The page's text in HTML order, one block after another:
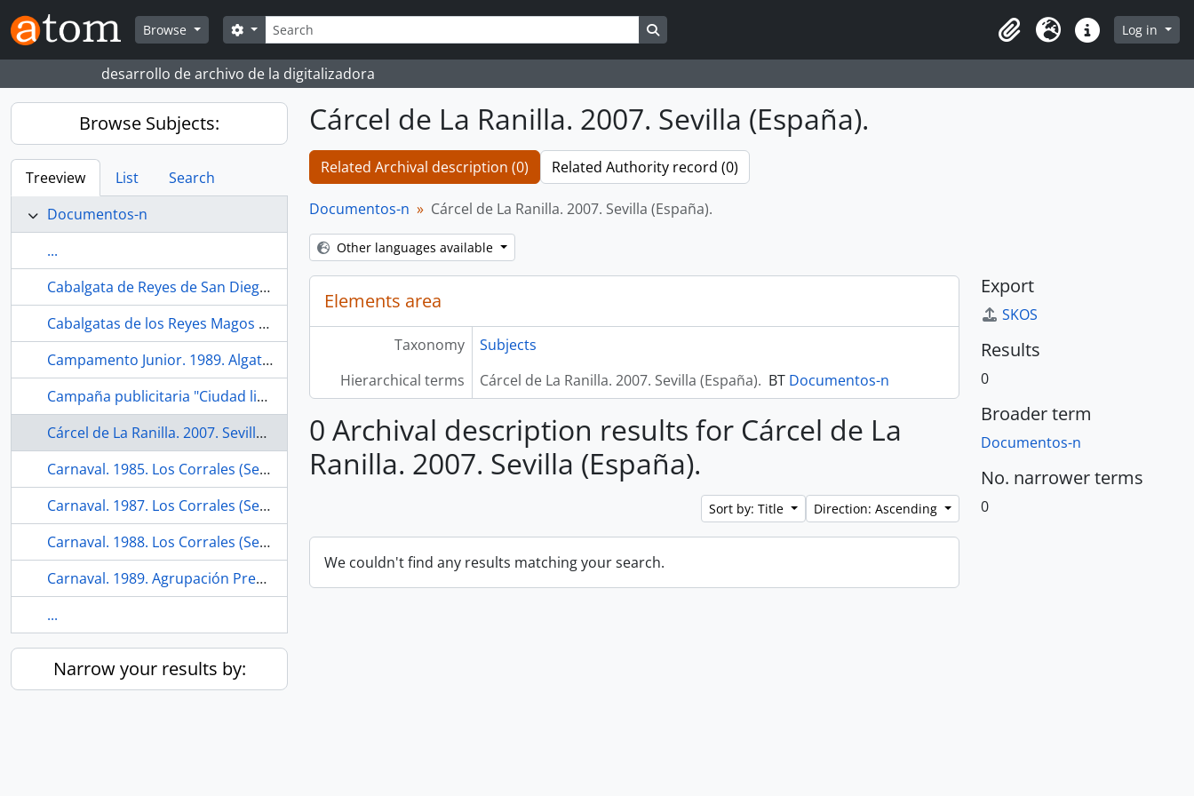
Skip to main content
Browse
Search
Search options
ClipboardLanguageQuick linksLog in
desarrollo de archivo de la digitalizadora
Browse Subjects:
Treeview List
Search
Documentos-n
...
Cabalgata de Reyes de San Diego por Juanma del bloque 13. 2020. Sevilla (España).
Cabalgatas de los Reyes Magos en el barrio de La Bachillera. 2022. Sevilla (España).
Campamento Junior. 1989. Algatocín (Málaga, España)
Campaña publicitaria "Ciudad limpia de pintadas". 1977. Madrid (España)
Cárcel de La Ranilla. 2007. Sevilla (España).
Carnaval. 1985. Los Corrales (Sevilla, España)
Carnaval. 1987. Los Corrales (Sevilla, España)
Carnaval. 1988. Los Corrales (Sevilla, España)
Carnaval. 1989. Agrupación Presos. Los Corrales (Sevilla, España)
...
Narrow your results by:
Cárcel de La Ranilla. 2007. Sevilla (España).
Related Archival description (0) Related Authority record (0)
Documentos-n Cárcel de La Ranilla. 2007. Sevilla (España).
Other languages available
Elements area
Taxonomy
Subjects
Hierarchical terms
Cárcel de La Ranilla. 2007. Sevilla (España). BT Documentos-n
0 Archival description results for Cárcel de La
Ranilla. 2007. Sevilla (España).
Sort by: Title Direction: Ascending
We couldn't find any results matching your search.
Export
SKOS
Results
0
Broader term
Documentos-n
No. narrower terms
0